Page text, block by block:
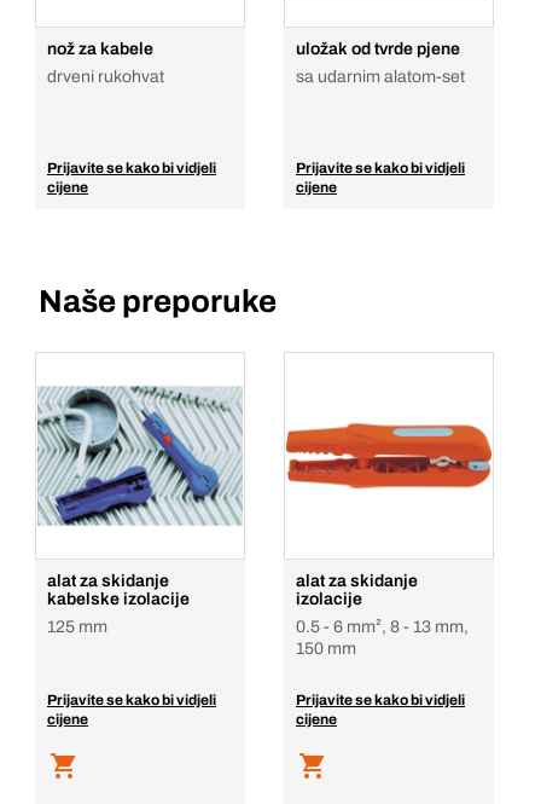
nož za kabele
drveni rukohvat
Prijavite se kako bi vidjeli
cijene
uložak od tvrde pjene
sa udarnim alatom-set
Prijavite se kako bi vidjeli
cijene
Naše preporuke
alat za skidanje
kabelske izolacije
125 mm
Prijavite se kako bi vidjeli
cijene
alat za skidanje
izolacije
0.5 - 6 mm², 8 - 13 mm,
150 mm
Prijavite se kako bi vidjeli
cijene